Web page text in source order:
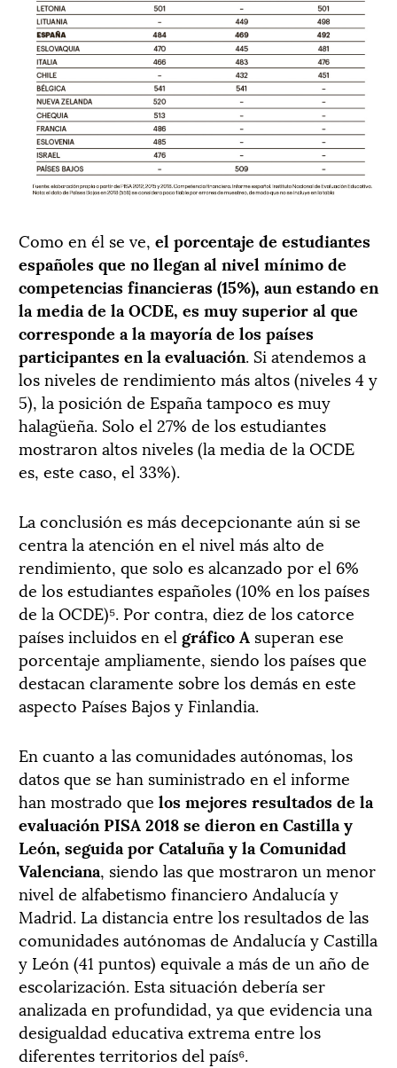
Como en él se ve, el porcentaje de estudiantes
españoles que no llegan al nivel mínimo de
competencias financieras (15%), aun estando en
la media de la OCDE, es muy superior al que
corresponde a la mayoría de los países
participantes en la evaluación. Si atendemos a
los niveles de rendimiento más altos (niveles 4 y
5), la posición de España tampoco es muy
halagüeña. Solo el 27% de los estudiantes
mostraron altos niveles (la media de la OCDE
es, este caso, el 33%).
La conclusión es más decepcionante aún si se
centra la atención en el nivel más alto de
rendimiento, que solo es alcanzado por el 6%
de los estudiantes españoles (10% en los países
de la OCDE)⁵. Por contra, diez de los catorce
países incluidos en el gráfico A superan ese
porcentaje ampliamente, siendo los países que
destacan claramente sobre los demás en este
aspecto Países Bajos y Finlandia.
En cuanto a las comunidades autónomas, los
datos que se han suministrado en el informe
han mostrado que los mejores resultados de la
evaluación PISA 2018 se dieron en Castilla y
León, seguida por Cataluña y la Comunidad
Valenciana, siendo las que mostraron un menor
nivel de alfabetismo financiero Andalucía y
Madrid. La distancia entre los resultados de las
comunidades autónomas de Andalucía y Castilla
y León (41 puntos) equivale a más de un año de
escolarización. Esta situación debería ser
analizada en profundidad, ya que evidencia una
desigualdad educativa extrema entre los
diferentes territorios del país⁶.